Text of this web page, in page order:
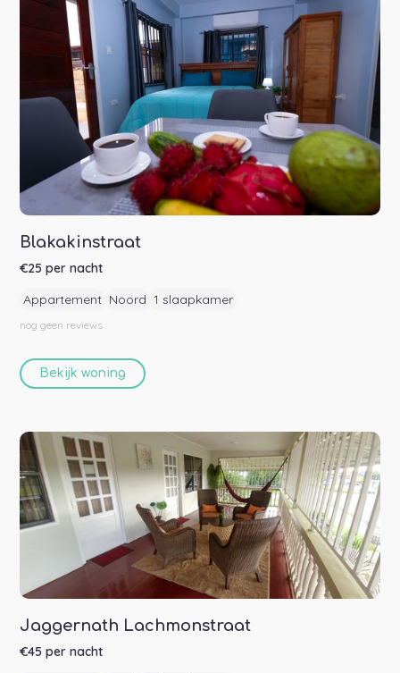
Blakakinstraat
€25 per nacht
Appartement Noord 1 slaapkamer
nog geen reviews
Bekijk woning
Jaggernath Lachmonstraat
€45 per nacht